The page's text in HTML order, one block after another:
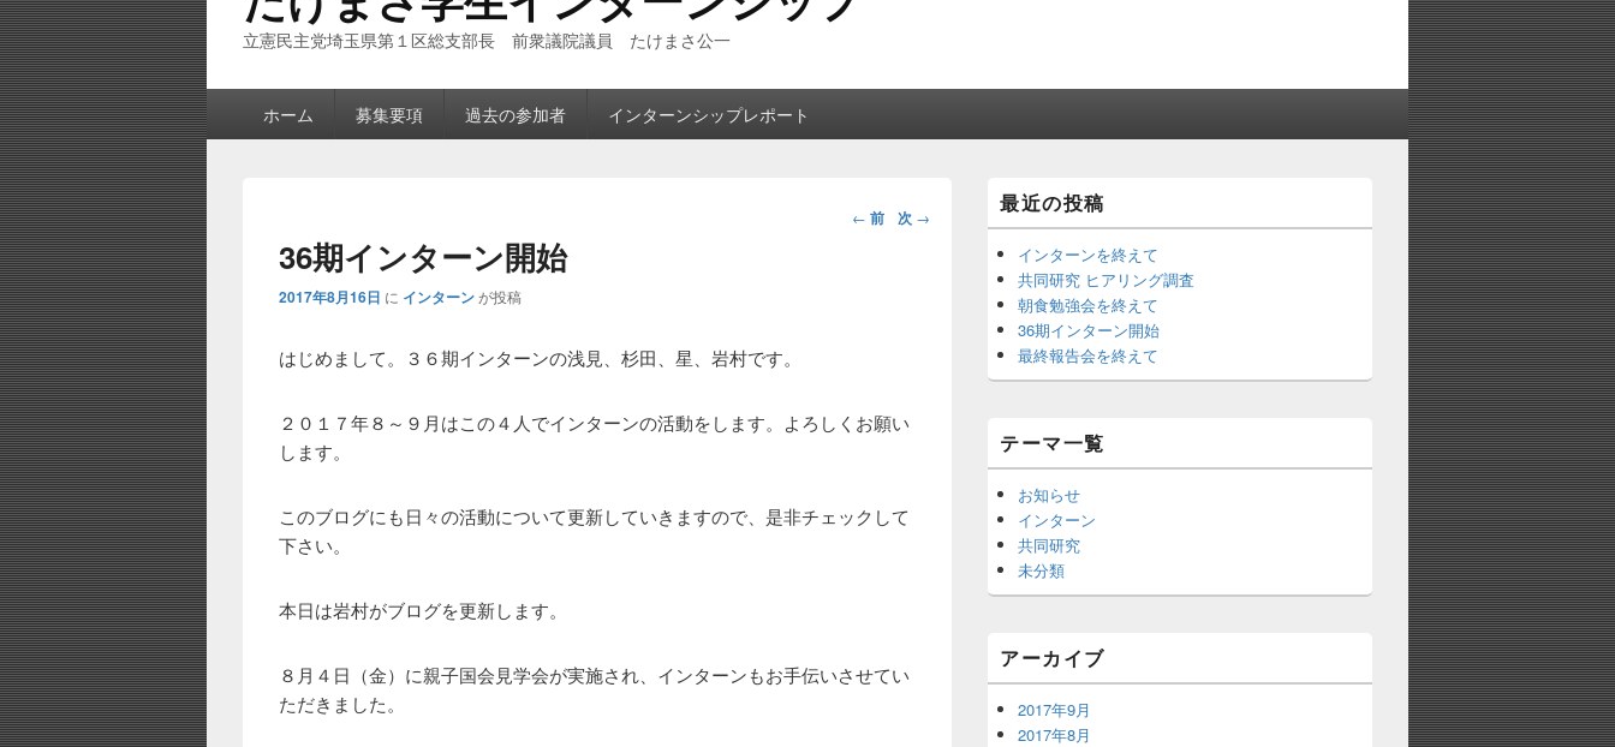
立憲民主党埼玉県第１区総支部長 前衆議院議員 たけまさ公一
ホーム 募集要項 過去の参加者 インターンシップレポート
投
ョ
← 前 次 →
36期インターン開始
2017年8月16日 に インターンが投稿
はじめまして。３６期インターンの浅見、杉田、星、岩村です。
２０１７年８～９月はこの４人でインターンの活動をします。よろしくお願い
します。
このブログにも日々の活動について更新していきますので、是非チェックして
下さい。
本日は岩村がブログを更新します。
８月４日（金）に親子国会見学会が実施され、インターンもお手伝いさせてい
ただきました。
Primary
Sidebar
最近の投稿
インターンを終えて
共同研究 ヒアリング調査
朝食勉強会を終えて
36期インターン開始
最終報告会を終えて
テーマ一覧
お知らせ
インターン
共同研究
未分類
アーカイブ
2017年9月
2017年8月